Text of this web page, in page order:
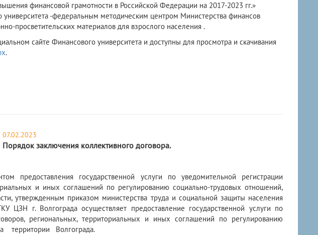
финансовой грамотности в Российской Федерации на 2017-2023 гг.»
-федеральным методическим центром Министерства финансов
просветительских материалов для взрослого населения .
сайте Финансового университета и доступны для просмотра и скачивания
.
07.02.2023
Порядок заключения коллективного договора.
предоставления государственной услуги по уведомительной регистрации
и иных соглашений по регулированию социально-трудовых отношений,
утвержденным приказом министерства труда и социальной защиты населения
ЦЗН г. Волгограда осуществляет предоставление государственной услуги по
региональных, территориальных и иных соглашений по регулированию
территории Волгограда.